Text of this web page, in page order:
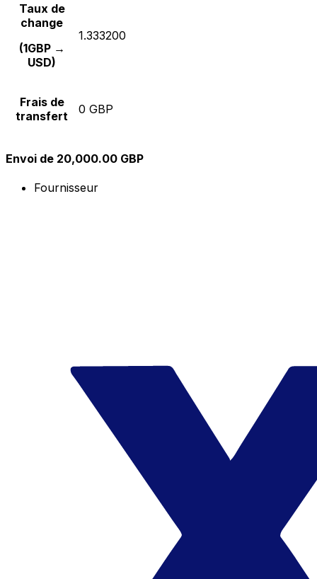
Taux de
change
(1GBP →
USD)
1.333200
Frais de
transfert
0 GBP
Envoi de 20,000.00 GBP
Fournisseur